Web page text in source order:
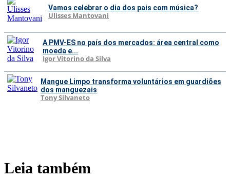
Vamos celebrar o dia dos pais com música?
Ulisses Mantovani
A PMV-ES no país dos mercados: área central como
moeda e...
Igor Vitorino da Silva
Mangue Limpo transforma voluntários em guardiões
dos manguezais
Tony Silvaneto
Leia também